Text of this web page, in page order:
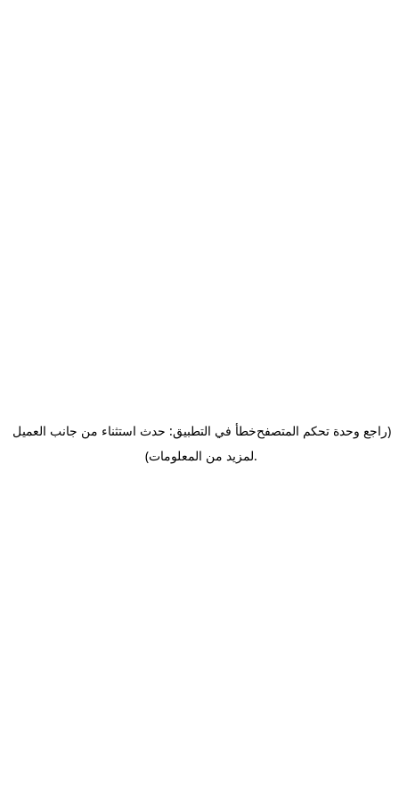
خطأ في التطبيق: حدث استثناء من جانب العميل(راجع وحدة تحكم المتصفح
لمزيد من المعلومات).